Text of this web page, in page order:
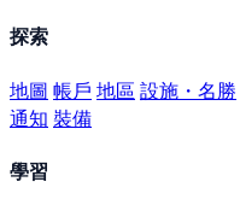
探索
地圖 帳戶 地區 設施・名勝
通知 裝備
學習